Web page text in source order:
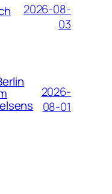
2026-08-
03
2026-
08-01